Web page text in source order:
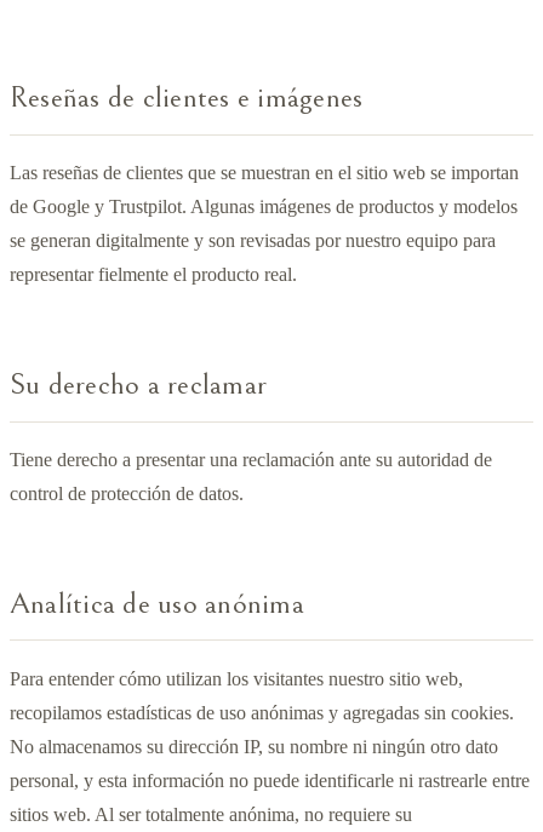
Reseñas de clientes e imágenes
Las reseñas de clientes que se muestran en el sitio web se importan
de Google y Trustpilot. Algunas imágenes de productos y modelos
se generan digitalmente y son revisadas por nuestro equipo para
representar fielmente el producto real.
Su derecho a reclamar
Tiene derecho a presentar una reclamación ante su autoridad de
control de protección de datos.
Analítica de uso anónima
Para entender cómo utilizan los visitantes nuestro sitio web,
recopilamos estadísticas de uso anónimas y agregadas sin cookies.
No almacenamos su dirección IP, su nombre ni ningún otro dato
personal, y esta información no puede identificarle ni rastrearle entre
sitios web. Al ser totalmente anónima, no requiere su